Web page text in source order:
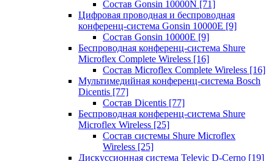
Состав Gonsin 10000N [71]
Цифровая проводная и беспроводная
конференц-система Gonsin 10000E [9]
Состав Gonsin 10000E [9]
Беспроводная конференц-система Shure
Microflex Complete Wireless [16]
Состав Microflex Complete Wireless [16]
Мультимедийная конференц-система Bosch
Dicentis [77]
Состав Dicentis [77]
Беспроводная конференц-система Shure
Microflex Wireless [25]
Состав системы Shure Microflex
Wireless [25]
Дискуссионная система Televic D-Cerno [19]